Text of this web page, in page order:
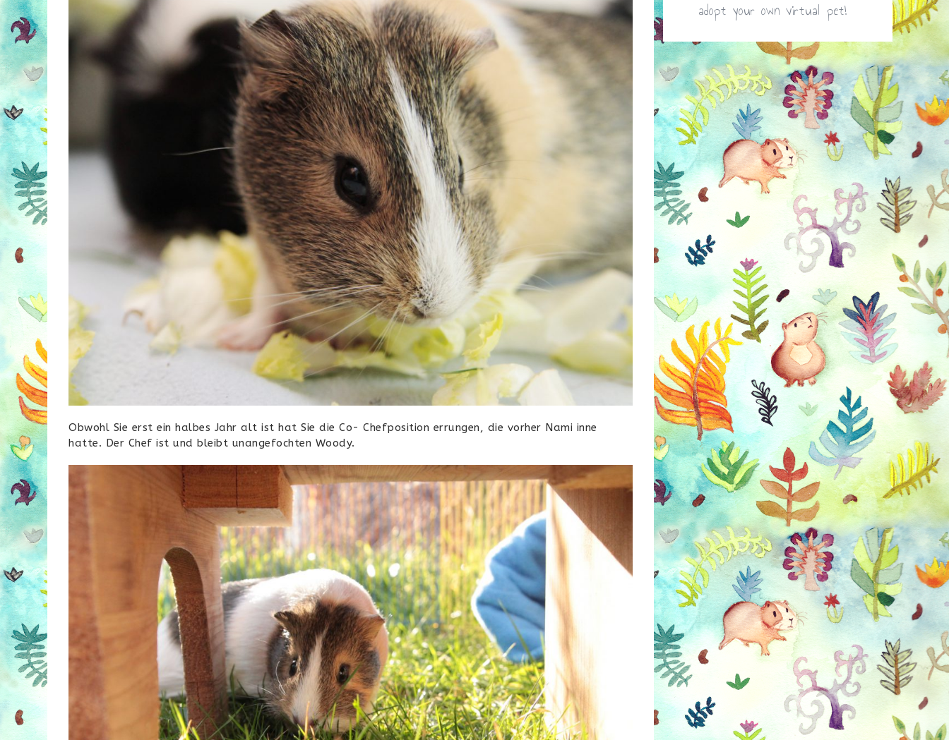
Obwohl Sie erst ein halbes Jahr alt ist hat Sie die Co- Chefposition errungen, die vorher Nami inne
hatte. Der Chef ist und bleibt unangefochten Woody.
adopt your own virtual pet!